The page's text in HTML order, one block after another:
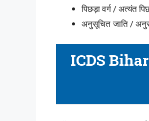
पिछड़ा वर्ग / अत्यंत
अनुसूचित जाति /
ICDS